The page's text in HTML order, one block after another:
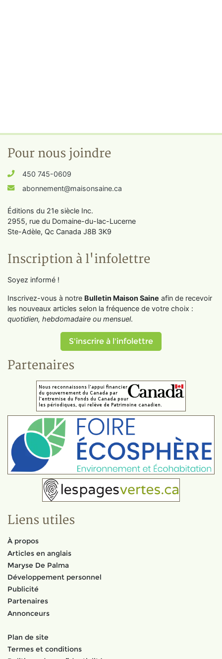
Pour nous joindre
450 745-0609
abonnement@maisonsaine.ca
Éditions du 21e siècle Inc.
2955, rue du Domaine-du-lac-Lucerne
Ste-Adèle, Qc Canada J8B 3K9
Inscription à l'infolettre
Soyez informé !
Inscrivez-vous à notre Bulletin Maison Saine afin de recevoir
les nouveaux articles selon la fréquence de votre choix :
quotidien, hebdomadaire ou mensuel.
S'inscrire à l'infolettre
Partenaires
Liens utiles
À propos
Articles en anglais
Maryse De Palma
Développement personnel
Publicité
Partenaires
Annonceurs
Plan de site
Termes et conditions